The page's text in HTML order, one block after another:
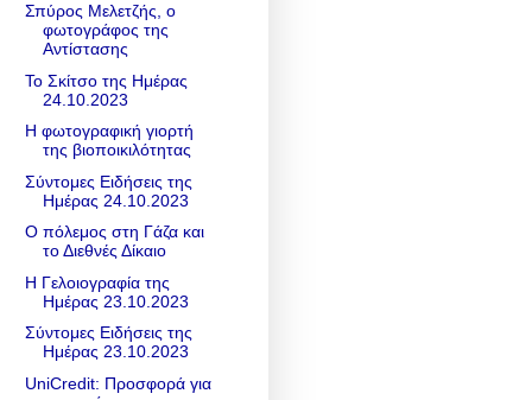
Σπύρος Μελετζής, ο
φωτογράφος της
Αντίστασης
Το Σκίτσο της Ημέρας
24.10.2023
Η φωτογραφική γιορτή
της βιοποικιλότητας
Σύντομες Ειδήσεις της
Ημέρας 24.10.2023
Ο πόλεμος στη Γάζα και
το Διεθνές Δίκαιο
Η Γελοιογραφία της
Ημέρας 23.10.2023
Σύντομες Ειδήσεις της
Ημέρας 23.10.2023
UniCredit: Προσφορά για